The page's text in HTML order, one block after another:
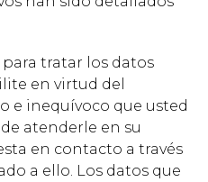
tratar los datos
en virtud del
e inequívoco que usted
atenderle en su
en contacto a través
a ello. Los datos que